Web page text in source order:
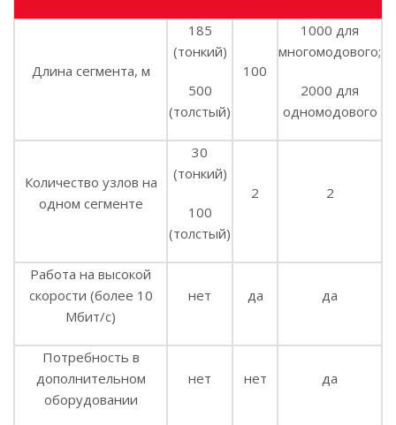
Длина сегмента, м
185
(тонкий)
500
(толстый)
100
1000 для
многомодового;
2000 для
одномодового
Количество узлов на
одном сегменте
30
(тонкий)
100
(толстый)
2 2
Работа на высокой
скорости (более 10
Мбит/с)
нет да да
Потребность в
дополнительном
оборудовании
нет нет да